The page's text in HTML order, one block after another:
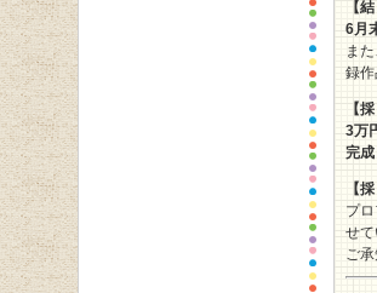
【
6月
ま
録
【
3万
完
【
プ
せ
ご